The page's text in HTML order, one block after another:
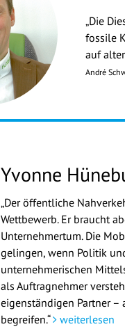
„Die
fossile
auf
André
Yvonne
„Der öffentliche
Wettbewerb. Er braucht
Unternehmertum. Die
gelingen, wenn Politik
unternehmerischen
als Auftragnehmer
eigenständigen Partner –
begreifen.“ weiterlesen